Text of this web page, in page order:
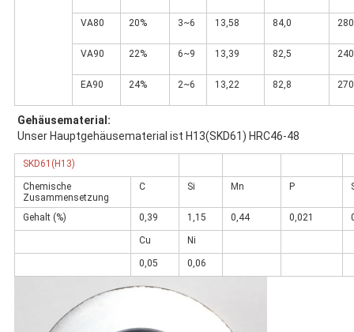
VA80 20% 3~6 13,58 84,0 280
VA90 22% 6~9 13,39 82,5 240
EA90 24% 2~6 13,22 82,8 270
Gehäusematerial:
Unser Hauptgehäusematerial ist H13(SKD61) HRC46-48
SKD61(H13)
Chemische
Zusammensetzung
C Si Mn P
Gehalt (%) 0,39 1,15 0,44 0,021
Cu Ni
0,05 0,06